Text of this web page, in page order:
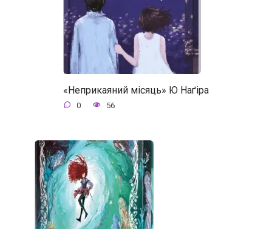
«Неприкаяний місяць» Ю Наґіра
0 56